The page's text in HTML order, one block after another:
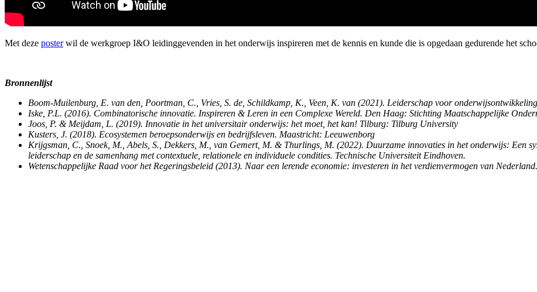
Met deze posterwil de werkgroep I&O leidinggevenden in het onderwijs inspireren met de kennis en kunde die is opgedaan gedurende het
Bronnenlijst
Boom-Muilenburg, E. van den, Poortman, C., Vries, S. de, Schildkamp, K., Veen, K. van (2021). Leiderschap voor
Iske, P.L. (2016). Combinatorische innovatie. Inspireren & Leren in een Complexe Wereld. Den Haag: Stichting Maatschappelijke
Joos, P. & Meijdam, L. (2019). Innovatie in het universitair onderwijs: het moet, het kan! Tilburg: Tilburg University
Kusters, J. (2018). Ecosystemen beroepsonderwijs en bedrijfsleven. Maastricht: Leeuwenborg
Krijgsman, C., Snoek, M., Abels, S., Dekkers, M., van Gemert, M. & Thurlings, M. (2022). Duurzame innovaties in het onderwijs: Een
leiderschap en de samenhang met contextuele, relationele en individuele condities. Technische Universiteit Eindhoven.
Wetenschappelijke Raad voor het Regeringsbeleid (2013). Naar een lerende economie: investeren in het verdienvermogen van